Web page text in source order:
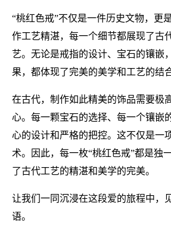
“桃红色戒”不仅是一件历史文物，更
作工艺精湛，每一个细节都展现了古
艺。无论是戒指的设计、宝石的镶嵌
果，都体现了完美的美学和工艺的结合
在古代，制作如此精美的饰品需要极
心。每一颗宝石的选择、每一个镶嵌
心的设计和严格的把控。这不仅是一
术。因此，每一枚“桃红色戒”都是独
了古代工艺的精湛和美学的完美。
让我们一同沉浸在这段爱的旅程中，
语。